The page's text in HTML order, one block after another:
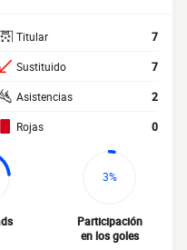
Titular 7
Sustituido 7
Asistencias 2
Rojas 0
3%
Participación
en los goles